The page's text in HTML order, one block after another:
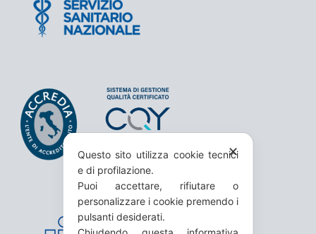
✕
Questo sito utilizza cookie tecnici
e di profilazione.
Puoi accettare, rifiutare o
personalizzare i cookie premendo i
pulsanti desiderati.